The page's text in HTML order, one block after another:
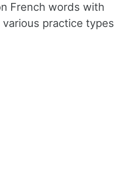
French words with
practice types